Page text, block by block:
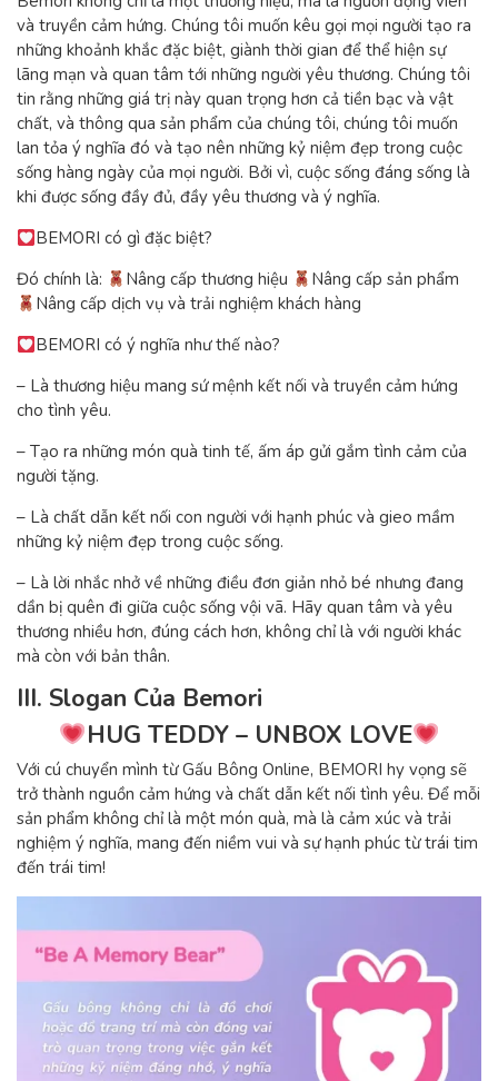
và truyền cảm hứng. Chúng tôi muốn kêu gọi mọi người tạo ra
những khoảnh khắc đặc biệt, giành thời gian để thể hiện sự
lãng mạn và quan tâm tới những người yêu thương. Chúng tôi
tin rằng những giá trị này quan trọng hơn cả tiền bạc và vật
chất, và thông qua sản phẩm của chúng tôi, chúng tôi muốn
lan tỏa ý nghĩa đó và tạo nên những kỷ niệm đẹp trong cuộc
sống hàng ngày của mọi người. Bởi vì, cuộc sống đáng sống là
khi được sống đầy đủ, đầy yêu thương và ý nghĩa.
BEMORI có gì đặc biệt?
Đó chính là:
Nâng cấp thương hiệu
Nâng cấp sản phẩm
Nâng cấp dịch vụ và trải nghiệm khách hàng
BEMORI có ý nghĩa như thế nào?
– Là thương hiệu mang sứ mệnh kết nối và truyền cảm hứng
cho tình yêu.
– Tạo ra những món quà tinh tế, ấm áp gửi gắm tình cảm của
người tặng.
– Là chất dẫn kết nối con người với hạnh phúc và gieo mầm
những kỷ niệm đẹp trong cuộc sống.
– Là lời nhắc nhở về những điều đơn giản nhỏ bé nhưng đang
dần bị quên đi giữa cuộc sống vội vã. Hãy quan tâm và yêu
thương nhiều hơn, đúng cách hơn, không chỉ là với người khác
mà còn với bản thân.
III. Slogan Của Bemori
HUG TEDDY – UNBOX LOVE
Với cú chuyển mình từ Gấu Bông Online, BEMORI hy vọng sẽ
trở thành nguồn cảm hứng và chất dẫn kết nối tình yêu. Để mỗi
sản phẩm không chỉ là một món quà, mà là cảm xúc và trải
nghiệm ý nghĩa, mang đến niềm vui và sự hạnh phúc từ trái tim
đến trái tim!